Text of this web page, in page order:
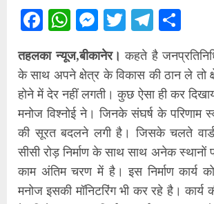
Facebook
WhatsApp
Messenger
Twitter
तहलका न्यूज,बीकानेर। कहते है
के साथ अपने क्षेत्र के विकास की ठान ले तो
होने में देर नहीं लगती। कुछ ऐसा ही कर दिखाया
मनोज विश्नोई ने। जिनके संघर्ष के परिणाम
की सूरत बदलने लगी है। जिसके चलते
सीसी रोड़ निर्माण के साथ साथ अनेक स्थानों
काम अंतिम चरण में है। इस निर्माण कार्य को
मनोज इसकी मॉनिटरिंग भी कर रहे है। कार्य